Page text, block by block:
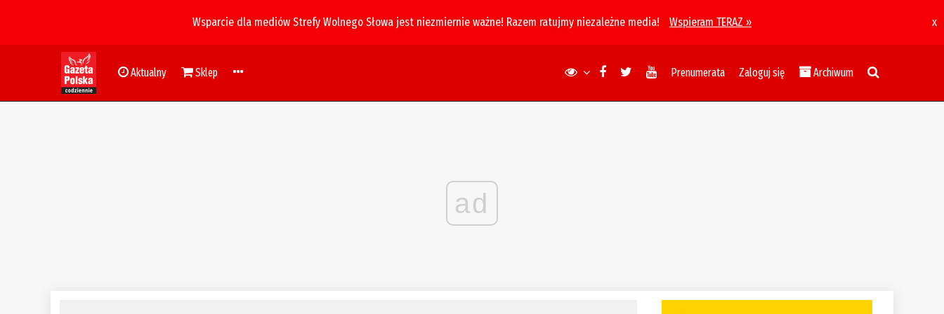
Wsparcie dla mediów Strefy Wolnego Słowa jest niezmiernie ważne! Razem ratujmy niezależne media! Wspieram TERAZ » x
Aktualny Sklep Prenumerata Zaloguj się Archiwum
ad